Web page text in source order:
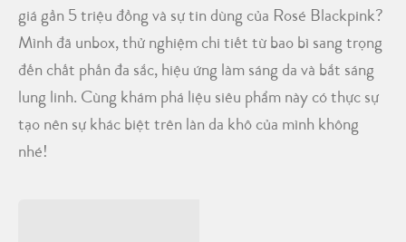
giá gần 5 triệu đồng và sự tin dùng của Rosé Blackpink?
Mình đã unbox, thử nghiệm chi tiết từ bao bì sang trọng
đến chất phấn đa sắc, hiệu ứng làm sáng da và bắt sáng
lung linh. Cùng khám phá liệu siêu phẩm này có thực sự
tạo nên sự khác biệt trên làn da khô của mình không
nhé!